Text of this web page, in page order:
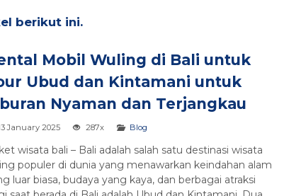
berikut ini.
Mobil Wuling di Bali untuk
Ubud dan Kintamani untuk
Nyaman dan Terjangkau
January 2025 287x Blog
wisata bali – Bali adalah salah satu destinasi wisata
populer di dunia yang menawarkan keindahan alam
luar biasa, budaya yang kaya, dan berbagai atraksi